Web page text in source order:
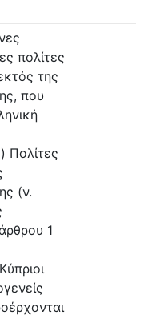
πολίτες
της
που
Πολίτες
(ν.
1